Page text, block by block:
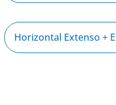
Horizontal Extenso +